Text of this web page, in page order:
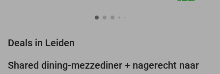
Deals in Leiden
37%
Shared dining-mezzediner + nagerecht naar